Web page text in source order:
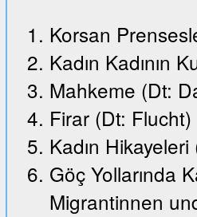
Korsan
Kadın Kadının
Mahkeme (Dt:
Firar (Dt: Flucht)
Kadın
Göç Yollarında
Migrantinnen